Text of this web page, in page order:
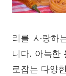
리를 사랑하
니다. 아늑한
로잡는 다양